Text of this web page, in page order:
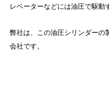
レベーターなどには油圧で駆動
弊社は、この油圧シリンダーの
会社です。